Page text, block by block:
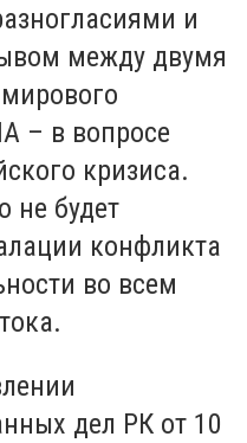
и
между двумя
– в вопросе
кризиса.
не будет
конфликта
во всем
дел РК от 10